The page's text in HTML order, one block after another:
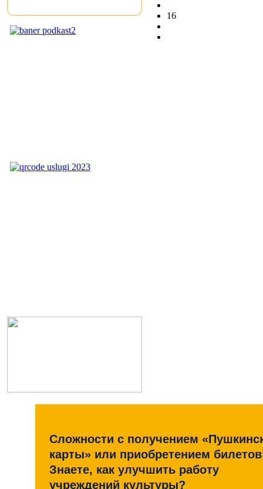
16
Сложности с получением
карты» или приобретением
Знаете, как улучшить работу
учреждений культуры?